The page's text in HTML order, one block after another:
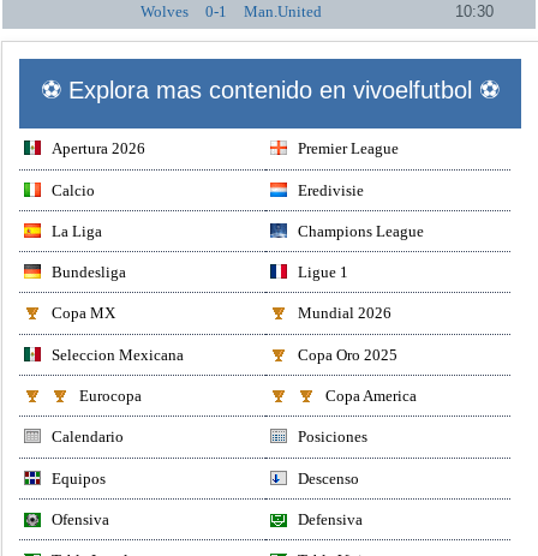
Wolves
0-1 Man.United 10:30
⚽ Explora mas contenido en vivoelfutbol ⚽
Apertura 2026 Premier League
Calcio Eredivisie
La Liga Champions League
Bundesliga Ligue 1
Copa MX Mundial 2026
Seleccion Mexicana Copa Oro 2025
Eurocopa Copa America
Calendario Posiciones
Equipos Descenso
Ofensiva Defensiva